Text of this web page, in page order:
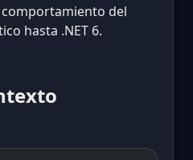
comportamiento del
hasta .NET 6.